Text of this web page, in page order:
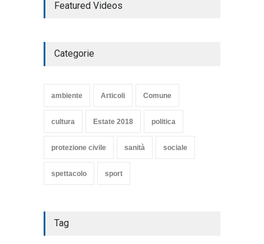
COMMEDIA"
TARQUINIA
Featured Videos
Categorie
ambiente Articoli Comune
cultura Estate 2018 politica
protezione civile sanità sociale
spettacolo sport
Tag